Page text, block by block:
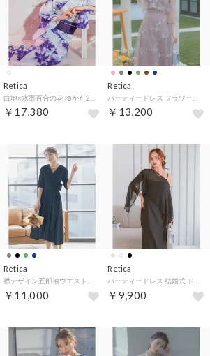
Retica
￥17,380
Retica
￥13,200
Retica
￥11,000
Retica
￥9,900